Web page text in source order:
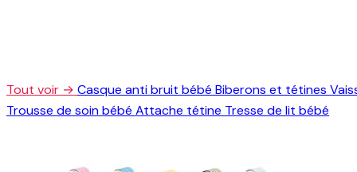
Tout voir → Casque anti bruit bébé Biberons et tétines
Trousse de soin bébé Attache tétine Tresse de lit bébé